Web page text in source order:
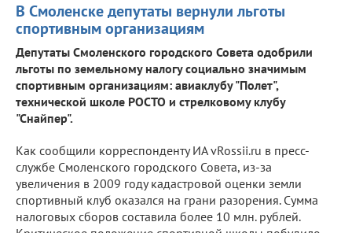
В Смоленске депутаты вернули льготы
спортивным организациям
Депутаты Смоленского городского Совета одобрили
льготы по земельному налогу социально значимым
спортивным организациям: авиаклубу "Полет",
технической школе РОСТО и стрелковому клубу
"Снайпер".
Как сообщили корреспонденту ИА vRossii.ru в пресс-
службе Смоленского городского Совета, из-за
увеличения в 2009 году кадастровой оценки земли
спортивный клуб оказался на грани разорения. Сумма
налоговых сборов составила более 10 млн. рублей.